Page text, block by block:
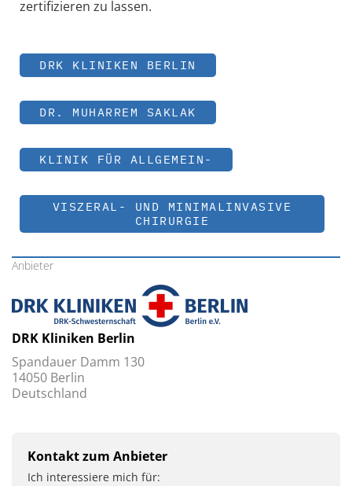
zertifizieren zu lassen.
DRK KLINIKEN BERLIN
DR. MUHARREM SAKLAK
KLINIK FÜR ALLGEMEIN-
VISZERAL- UND MINIMALINVASIVE
CHIRURGIE
Anbieter
DRK Kliniken Berlin
Spandauer Damm 130
14050 Berlin
Deutschland
Kontakt zum Anbieter
Ich interessiere mich für: